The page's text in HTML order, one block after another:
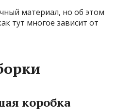
материал, но об этом
тут многое зависит от
коробка